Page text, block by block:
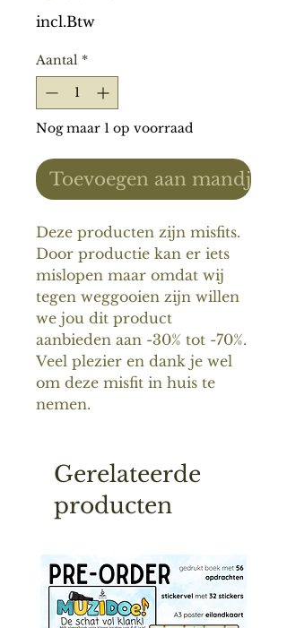
incl.Btw
Aantal *
Nog maar 1 op voorraad
Toevoegen aan mandje
Deze producten zijn misfits.
Door productie kan er iets
mislopen maar omdat wij
tegen weggooien zijn willen
we jou dit product
aanbieden aan -30% tot -70%.
Veel plezier en dank je wel
om deze misfit in huis te
nemen.
Gerelateerde
producten